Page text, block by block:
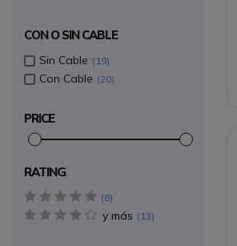
CON O SIN CABLE
Sin Cable 19
Con Cable 20
PRICE
RATING
5 star(s)
8
y más 4 star(s)
13